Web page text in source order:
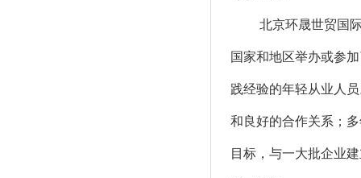
北京环晟世贸国
国家和地区举办或参
践经验的年轻从业人
和良好的合作关系；
目标，与一大批企业